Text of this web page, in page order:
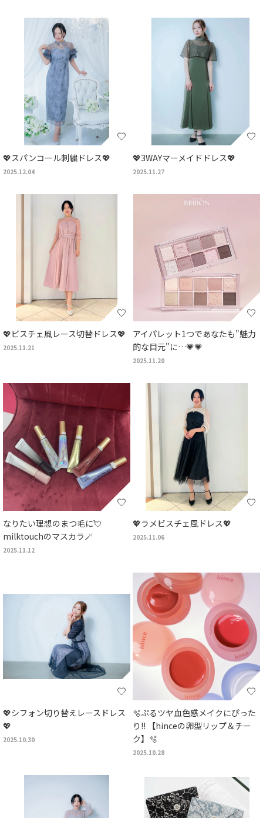
💖スパンコール刺繍ドレス💖
2025.12.04
💖3WAYマーメイドドレス💖
2025.11.27
💖ビスチェ風レース切替ドレス💖
2025.11.21
アイパレット1つであなたも"魅力
的な目元"に…💗💗
2025.11.20
なりたい理想のまつ毛に💘
milktouchのマスカラ🪄
2025.11.12
💖ラメビスチェ風ドレス💖
2025.11.06
💖シフォン切り替えレースドレス
💖
2025.10.30
🫧ぷるツヤ血色感メイクにぴった
り!! 【hinceの卵型リップ＆チー
ク】🫧
2025.10.28